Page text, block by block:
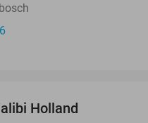
Holland